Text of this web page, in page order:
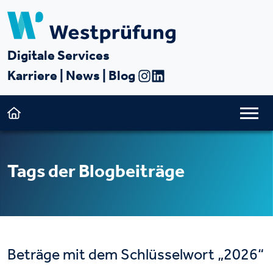
Digitale Services
Karriere News Blog
Tags der Blogbeiträge
Beträge mit dem Schlüsselwort „2026“